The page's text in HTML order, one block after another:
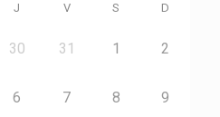
J V S D
30 31 1 2
6 7 8 9